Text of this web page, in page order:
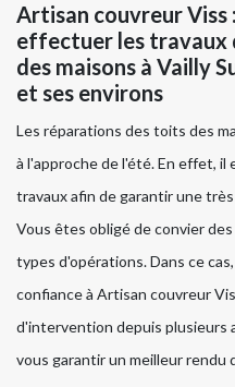
Artisan couvreur Viss
effectuer les travaux
des maisons à Vailly
et ses environs
Les réparations des toits des
à l'approche de l'été. En effet, il
travaux afin de garantir une
Vous êtes obligé de convier
types d'opérations. Dans ce
confiance à Artisan couvreur
d'intervention depuis plusieurs
vous garantir un meilleur rendu